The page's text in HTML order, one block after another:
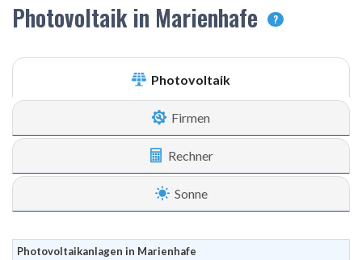
Photovoltaik in Marienhafe ?
Photovoltaik
Firmen
Rechner
Sonne
Photovoltaikanlagen in Marienhafe